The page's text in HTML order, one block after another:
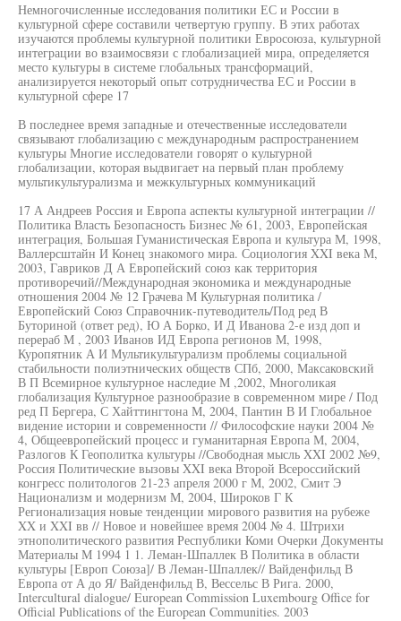
Немногочисленные исследования политики ЕС и России в
культурной сфере составили четвертую группу. В этих работах
изучаются проблемы культурной политики Евросоюза, культурной
интеграции во взаимосвязи с глобализацией мира, определяется
место культуры в системе глобальных трансформаций,
анализируется некоторый опыт сотрудничества ЕС и России в
культурной сфере 17
В последнее время западные и отечественные исследователи
связывают глобализацию с международным распространением
культуры Многие исследователи говорят о культурной
глобализации, которая выдвигает на первый план проблему
мультикультурализма и межкультурных коммуникаций
17 А Андреев Россия и Европа аспекты культурной интеграции //
Политика Власть Безопасность Бизнес № 61, 2003, Европейская
интеграция, Большая Гуманистическая Европа и культура М, 1998,
Валлерсштайн И Конец знакомого мира. Социология XXI века М,
2003, Гавриков Д А Европейский союз как территория
противоречий//Международная экономика и международные
отношения 2004 № 12 Грачева М Культурная политика /
Европейский Союз Справочник-путеводитель/Под ред В
Буториной (ответ ред), Ю А Борко, И Д Иванова 2-е изд доп и
перераб М , 2003 Иванов ИД Европа регионов М, 1998,
Куропятник А И Мультикультурализм проблемы социальной
стабильности полиэтнических обществ СПб, 2000, Максаковский
В П Всемирное культурное наследие М ,2002, Многоликая
глобализация Культурное разнообразие в современном мире / Под
ред П Бергера, С Хайттингтона М, 2004, Пантин В И Глобальное
видение истории и современности // Философские науки 2004 №
4, Общеевропейский процесс и гуманитарная Европа М, 2004,
Разлогов К Геополитка культуры //Свободная мысль XXI 2002 №9,
Россия Политические вызовы XXI века Второй Всероссийский
конгресс политологов 21-23 апреля 2000 г М, 2002, Смит Э
Национализм и модернизм М, 2004, Широков Г К
Регионализация новые тенденции мирового развития на рубеже
XX и XXI вв // Новое и новейшее время 2004 № 4. Штрихи
этнополитического развития Республики Коми Очерки Документы
Материалы М 1994 1 1. Леман-Шпаллек В Политика в области
культуры [Европ Союза]/ В Леман-Шпаллек// Вайденфильд В
Европа от А до Я/ Вайденфильд В, Вессельс В Рига. 2000,
Intercultural dialogue/ European Commission Luxembourg Office for
Official Publications of the European Communities. 2003